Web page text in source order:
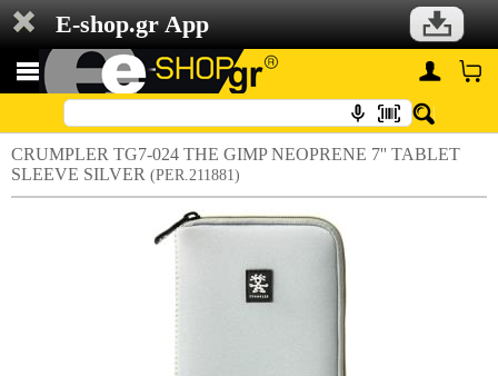
E-shop.gr App
CRUMPLER TG7-024 THE GIMP NEOPRENE 7'' TABLET
SLEEVE SILVER (PER.211881)